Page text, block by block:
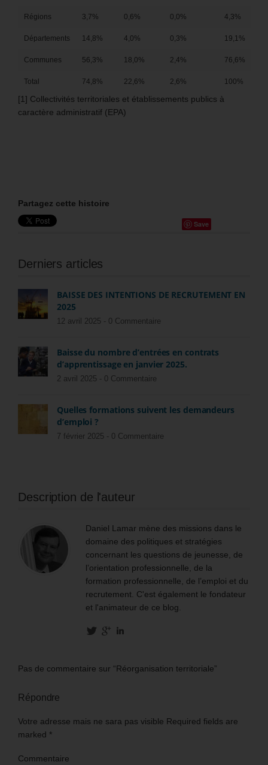
Régions 3,7% 0,6% 0,0% 4,3%
Départements 14,8% 4,0% 0,3% 19,1%
Communes 56,3% 18,0% 2,4% 76,6%
Total 74,8% 22,6% 2,6% 100%
[1] Collectivités territoriales et établissements publics à
caractère administratif (EPA)
Partagez cette histoire
Save
Derniers articles
BAISSE DES INTENTIONS DE RECRUTEMENT EN
2025
12 avril 2025 - 0 Commentaire
Baisse du nombre d’entrées en contrats
d’apprentissage en janvier 2025.
2 avril 2025 - 0 Commentaire
Quelles formations suivent les demandeurs
d’emploi ?
7 février 2025 - 0 Commentaire
Description de l'auteur
Daniel Lamar mène des missions dans le
domaine des politiques et stratégies
concernant les questions de jeunesse, de
l’orientation professionnelle, de la
formation professionnelle, de l’emploi et du
recrutement. C'est également le fondateur
et l'animateur de ce blog.
Pas de commentaire sur “Réorganisation territoriale”
Répondre
Votre adresse mais ne sara pas visible Required fields are
marked *
Commentaire